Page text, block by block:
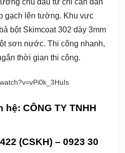
chủ đầu tư chỉ cần dán
gạch lên tường. Khu vực
bột Skimcoat 302 dày 3mm
sơn nước. Thi công nhanh,
thời gian thi công.
CÔNG TY TNHH
(CSKH) – 0923 30